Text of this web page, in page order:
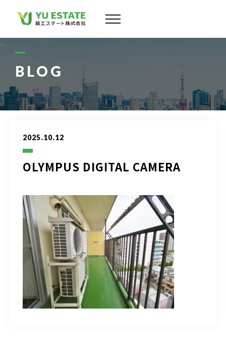
BLOG
2025.10.12
OLYMPUS DIGITAL CAMERA
物件情報
お客様の声
よくある質問
ブログ
アクセス
03-6909-2648